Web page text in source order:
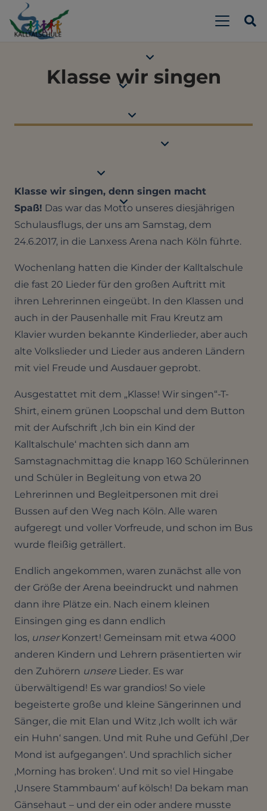
Klasse wir singen
Klasse wir singen, denn singen macht
Spaß! Das war das Motto unseres diesjährigen
Schulausflugs, der uns am Samstag, dem
24.6.2017, in die Lanxess Arena nach Köln führte.
Wochenlang hatten die Kinder der Kalltalschule
die fast 20 Lieder für den großen Auftritt mit
ihren Lehrerinnen eingeübt. In den Klassen und
auch in der Pausenhalle mit Frau Kreutz am
Klavier wurden bekannte Kinderlieder, aber auch
alte Volkslieder und Lieder aus anderen Ländern
mit viel Freude und Ausdauer geprobt.
Ausgestattet mit dem „Klasse! Wir singen“-T-
Shirt, einem grünen Loopschal und dem Button
mit der Aufschrift ‚Ich bin ein Kind der
Kalltalschule‘ machten sich dann am
Samstagnachmittag die knapp 160 Schülerinnen
und Schüler in Begleitung von etwa 20
Lehrerinnen und Begleitpersonen mit drei
Bussen auf den Weg nach Köln. Alle waren
aufgeregt und voller Vorfreude, und schon im Bus
wurde fleißig geträllert.
Endlich angekommen, waren zunächst alle von
der Größe der Arena beeindruckt und nahmen
dann ihre Plätze ein. Nach einem kleinen
Einsingen ging es dann endlich
los, unserKonzert! Gemeinsam mit etwa 4000
anderen Kindern und Lehrern präsentierten wir
den Zuhörern unsere Lieder. Es war
überwältigend! Es war grandios! So viele
begeisterte große und kleine Sängerinnen und
Sänger, die mit Elan und Witz ‚Ich wollt ich wär
ein Huhn‘ sangen. Und mit Ruhe und Gefühl ‚Der
Mond ist aufgegangen‘. Und sprachlich sicher
‚Morning has broken‘. Und mit so viel Hingabe
‚Unsere Stammbaum‘ auf kölsch! Da bekam man
Gänsehaut – und der ein oder andere musste